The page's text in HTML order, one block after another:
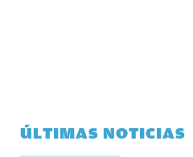
ÚLTIMAS NOTICIAS